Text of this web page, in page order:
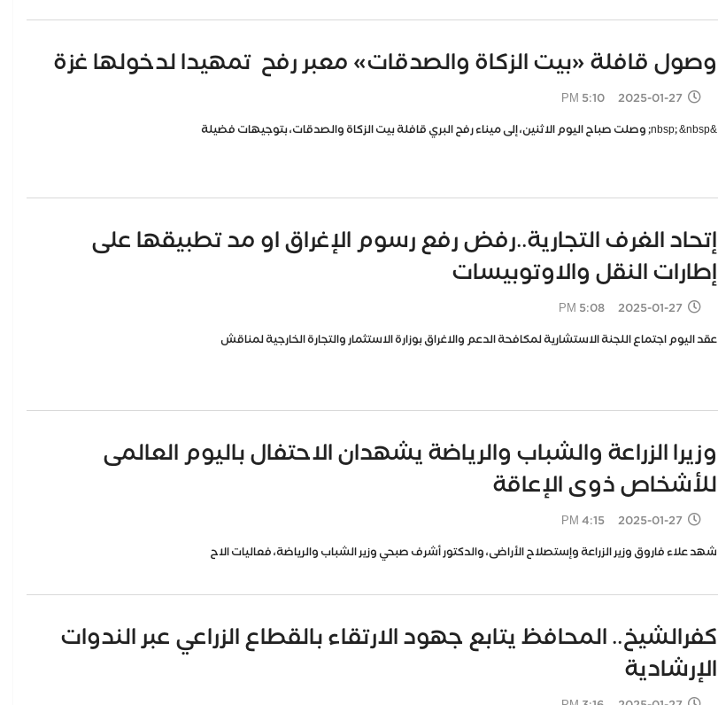
وصول قافلة «بيت الزكاة والصدقات» معبر رفح تمهيدا لدخولها غزة
2025-01-27 5:10 PM
&nbsp; &nbsp; وصلت صباح اليوم الاثنين، إلى ميناء رفح البري قافلة بيت الزكاة والصدقات، بتوجيهات فضيلة
إتحاد الغرف التجارية..رفض رفع رسوم الإغراق او مد تطبيقها على
إطارات النقل والاوتوبيسات
2025-01-27 5:08 PM
عقد اليوم اجتماع اللجنة الاستشارية لمكافحة الدعم والاغراق بوزارة الاستثمار والتجارة الخارجية لمناقش
وزيرا الزراعة والشباب والرياضة يشهدان الاحتفال باليوم العالمى
للأشخاص ذوى الإعاقة
2025-01-27 4:15 PM
شهد علاء فاروق وزير الزراعة وإستصلاح الأراضى، والدكتور أشرف صبحي وزير الشباب والرياضة، فعاليات الاح
كفرالشيخ.. المحافظ يتابع جهود الارتقاء بالقطاع الزراعي عبر الندوات
الإرشادية